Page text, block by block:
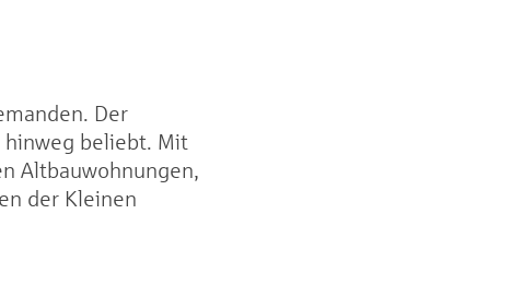
Der
hinweg beliebt. Mit
Altbauwohnungen,
der Kleinen